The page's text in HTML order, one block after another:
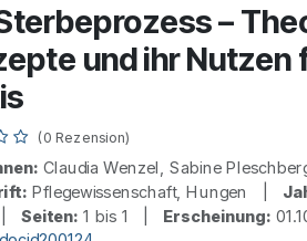
–
und ihr Nutzen
(0 Rezension)
Claudia Wenzel, Sabine
Pflegewissenschaft, Hungen |
| Seiten: 1 bis 1 | Erscheinung: